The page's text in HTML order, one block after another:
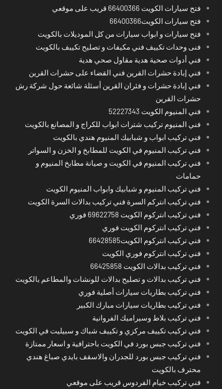
فتح سيارات الكويت 66400366 قريب على موقعي
فتح سيارات الكويت66400366
فتح سيارات و ابواب سيارات من كل الموديلات بالكويت
فنى وحدات تكييف فني مكيفات و تصليح تكييف بالكويت
فني أدوات صحية هدية مقاول صحي هدية
فني إبادة حشرات القرين فني القضاء على حشرات القرين
فني إبادة حشرات و فئران القرين أسئلة شائعة حول شركة رش
حشرات القرين
فني المنيوم الكويت 52227343
فني المنيوم تركيب شترات ابواب للكراج و المصانع بالكويت
فني تركيب ابواب و شبابيك المنيوم هندي بالكويت
فني تركيب المنيوم في الكويت للمطابخ و الخزن و السواتر
فني تركيب المنيوم في الكويت و صيانة مطابخ المنيوم و
حمامات
فني تركيب المنيوم و شبابيك وابواب المنيوم الكويت
فني تركيب انتركم السرة فني تركيب بدالات السرة الكويت
فني تركيب انتركوم الكويت 69622758 فوري
فني تركيب انتركوم الكويت فوري
فني تركيب انتركوم الكويت66428585
فني تركيب انتركوم فوري الكويت
فني تركيب بدالات الكويت 66425858
فني تركيب بدالات و تصليح بدالات للونشات والمطاعم بالكويت
فني تركيب بطاريات سيارات أصلية فوري
فني تركيب بطاريات سيارات مبارك الكبير
فني تركيب بلاط وسيراميك الفروانية
فني تركيب تكييف مركزي و تكييف شباك و سبيليت في الكويت
فني تركيب جبس بورد في الكويت باحترافية و اسعار ممتازة
فني تركيب جبس بورد للجدران والاسقف بايدي صباغ هندي
محترف بالكويت
فني تركيب خيام الفردوس قريب على موقعي